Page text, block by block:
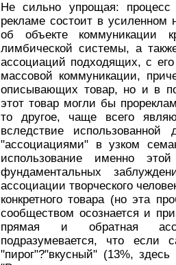
Не сильно упрощая: процесс
рекламе состоит в
об объекте коммуникации
лимбической системы, а
ассоциаций подходящих, с его
массовой коммуникации,
описывающих товар, но и в
этот товар могли бы
то другое, чаще всего
вследствие
"ассоциациями" в узком
использование именно
фундаментальных
ассоциации творческого
конкретного товара (но эта
сообществом осознается и
прямая и обратная
подразумевается, что если
"пирог"?"вкусный" (13%,